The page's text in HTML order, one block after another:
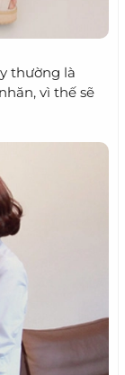
thường là
vì thế sẽ